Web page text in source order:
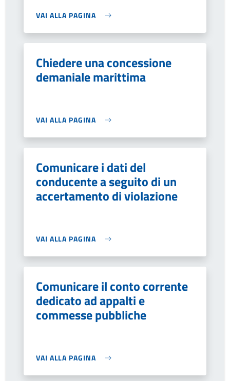
VAI ALLA PAGINA
Chiedere una concessione
demaniale marittima
VAI ALLA PAGINA
Comunicare i dati del
conducente a seguito di un
accertamento di violazione
VAI ALLA PAGINA
Comunicare il conto corrente
dedicato ad appalti e
commesse pubbliche
VAI ALLA PAGINA